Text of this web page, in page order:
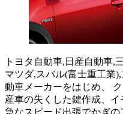
トヨタ自動車,日産自動車,
マツダ,スバル(富士重工業
動車メーカーをはじめ、
産車の失くした鍵作成、